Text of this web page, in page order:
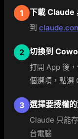
1 下載 Claude
到
2 切換到
打開 App 後
個選項，點選
3 選擇要授權
Claude 只能
台電腦